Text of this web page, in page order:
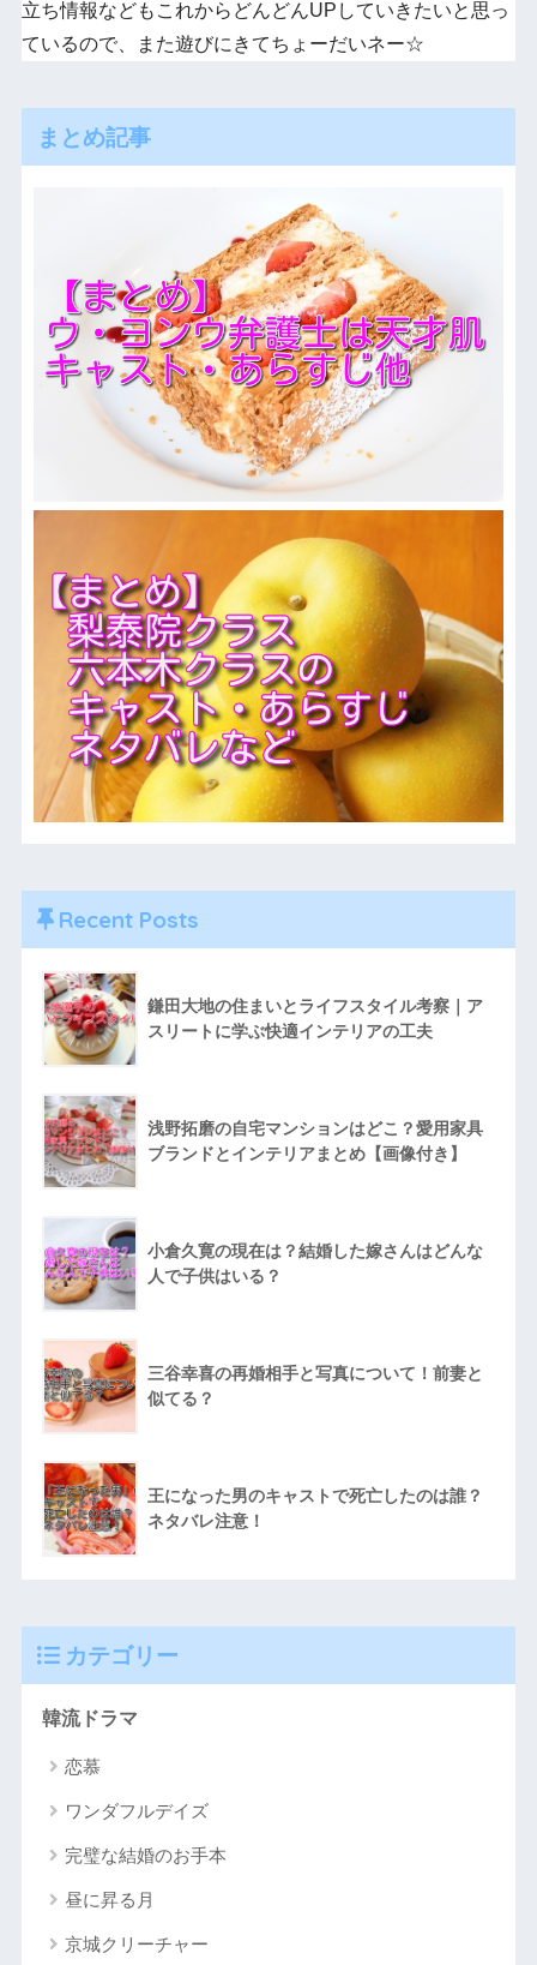
立ち情報などもこれからどんどんUPしていきたいと思っ
ているので、また遊びにきてちょーだいネー☆
まとめ記事
Recent Posts
鎌田大地の住まいとライフスタイル考察｜ア
スリートに学ぶ快適インテリアの工夫
浅野拓磨の自宅マンションはどこ？愛用家具
ブランドとインテリアまとめ【画像付き】
小倉久寛の現在は？結婚した嫁さんはどんな
人で子供はいる？
三谷幸喜の再婚相手と写真について！前妻と
似てる？
王になった男のキャストで死亡したのは誰？
ネタバレ注意！
カテゴリー
韓流ドラマ
恋慕
ワンダフルデイズ
完璧な結婚のお手本
昼に昇る月
京城クリーチャー